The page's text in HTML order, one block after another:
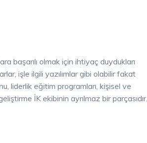
başarılı olmak için ihtiyaç duydukları
işle ilgili yazılımlar gibi olabilir fakat
liderlik eğitim programları, kişisel ve
İK ekibinin ayrılmaz bir parçasıdır.